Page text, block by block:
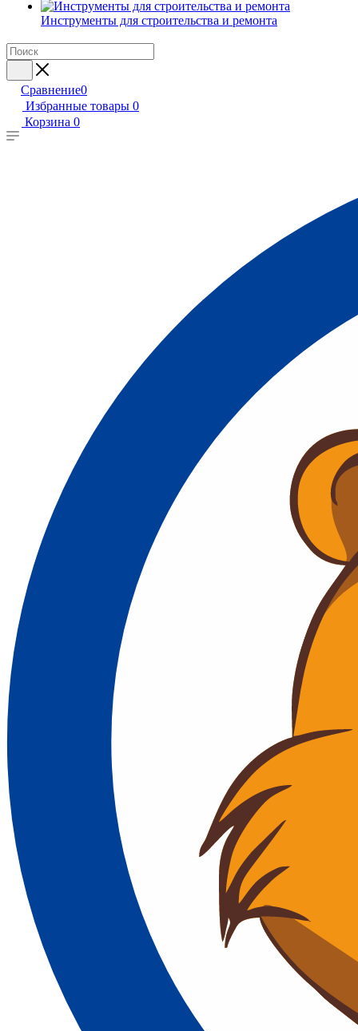
Инструменты для строительства и ремонта
Сравнение0
Избранные товары 0
Корзина 0